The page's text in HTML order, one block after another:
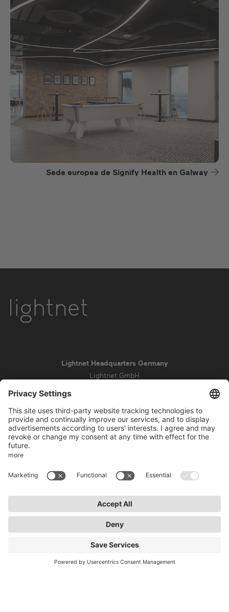
Sede europea de Signify Health en Galway
Lightnet Headquarters Germany
Lightnet GmbH
info@lightnet.de
Política de privacidad
Condiciones de la garantía
Accesibilidad